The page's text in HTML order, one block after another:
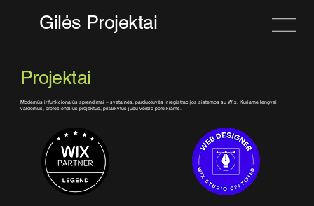
Gilės Projektai
Projektai
Modernūs ir funkcionalūs sprendimai – svetainės, parduotuvės ir registracijos sistemos su Wix. Kuriame lengvai
valdomus, profesionalius projektus, pritaikytus jūsų verslo poreikiams.